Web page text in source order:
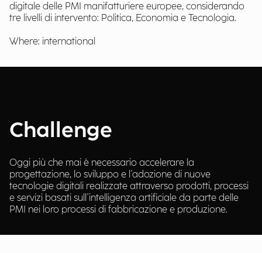
digitale delle PMI manifatturiere europee, considerando
tre livelli di intervento: Politica, Economia e Tecnologia.
Where: international
Challenge
Oggi più che mai è necessario accelerare la
progettazione, lo sviluppo e l'adozione di nuove
tecnologie digitali realizzate attraverso prodotti, processi
e servizi basati sull'intelligenza artificiale da parte delle
PMI nei loro processi di fabbricazione e produzione.